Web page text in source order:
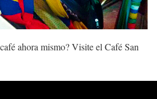
ahora mismo? Visite el Café San